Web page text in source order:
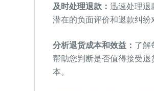
及时处理退款： 迅速处理退
潜在的负面评价和退款纠纷
分析退货成本和效益： 了解
帮助您判断是否值得接受
本。